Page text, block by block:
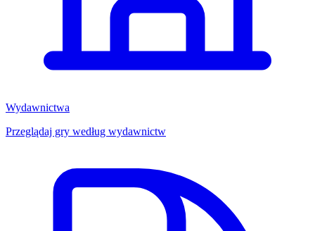
Wydawnictwa
Przeglądaj gry według wydawnictw